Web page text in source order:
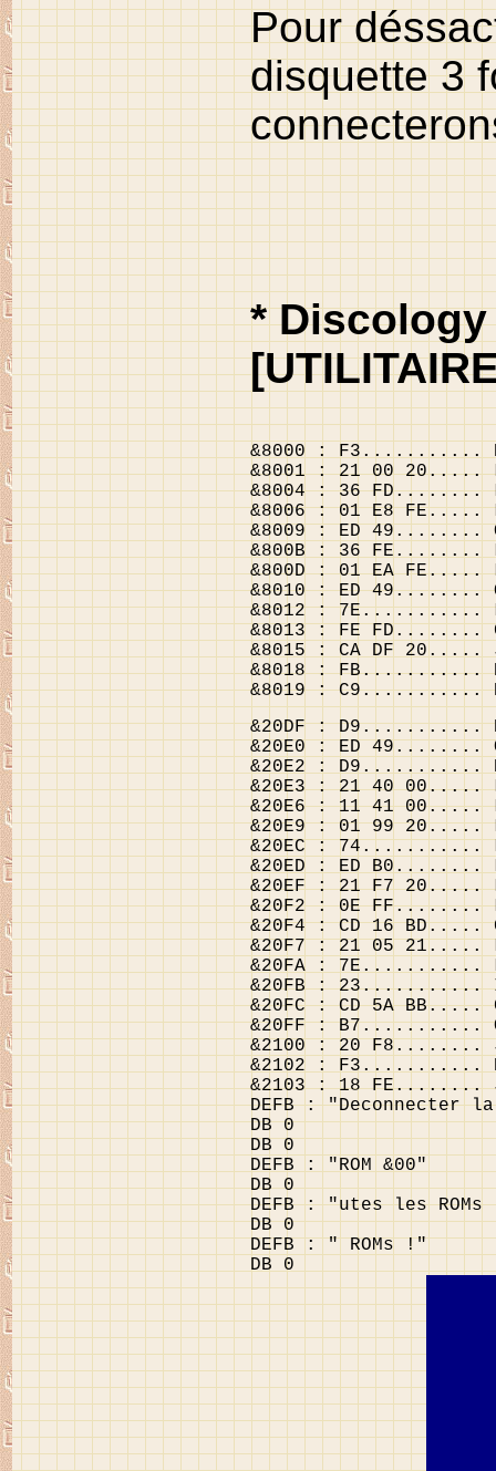
Pour
disquette 3
* Discology
&8000 : F3...........
&8001 : 21 00 20.....
&8004 : 36 FD........
&8006 : 01 E8 FE.....
&8009 : ED 49........
&800B : 36 FE........
&800D : 01 EA FE.....
&8010 : ED 49........
&8012 : 7E...........
&8013 : FE FD........
&8015 : CA DF
&8018 : FB...........
&8019 : C9...........
&20DF : D9...........
&20E0 : ED 49........
&20E2 : D9...........
&20E3 : 21 40 00.....
&20E6 : 11 41 00.....
&20E9 : 01 99 20.....
&20EC : 74...........
&20ED : ED B0........
&20EF : 21 F7 20.....
&20F2 : 0E FF........
&20F4 : CD 16 BD.....
&20F7 : 21 05 21.....
&20FA : 7E...........
&20FB : 23...........
&20FC : CD 5A BB.....
&20FF : B7...........
&2100 : 20 F8........
&2102 : F3...........
&2103 : 18 FE........
DEFB : "Deconnecter
DB 0
DB 0
DEFB : "ROM &00"
DB 0
DEFB : "utes les
DB 0
DEFB : " ROMs !"
DB 0